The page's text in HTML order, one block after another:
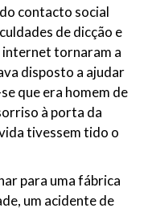
contacto social
de dicção e
internet tornaram a
disposto a ajudar
que era homem de
à porta da
tivessem tido o
para uma fábrica
um acidente de